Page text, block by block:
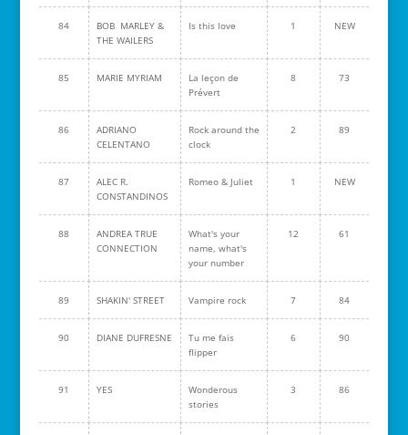
84
BOB MARLEY &
THE WAILERS
Is this love 1 NEW
85 MARIE MYRIAM
La leçon de
Prévert
8 73
86
ADRIANO
CELENTANO
Rock around the
clock
2 89
87
ALEC R.
CONSTANDINOS
Romeo & Juliet 1 NEW
88
ANDREA TRUE
CONNECTION
What's your
name, what's
your number
12 61
89 SHAKIN' STREET Vampire rock 7 84
90 DIANE DUFRESNE
Tu me fais
flipper
6 90
91 YES
Wonderous
stories
3 86